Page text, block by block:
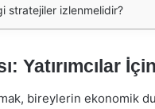
stratejiler izlenmelidir?
Yatırımcılar
bireylerin ekonomik